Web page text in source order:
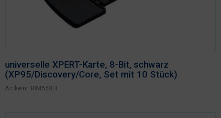
universelle XPERT-Karte, 8-Bit, schwarz
(XP95/Discovery/Core, Set mit 10 Stück)
Artikelnr. BIM558.B